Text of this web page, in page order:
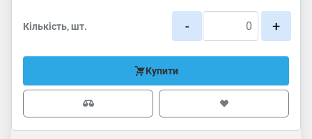
Кількість, шт. - +
Купити